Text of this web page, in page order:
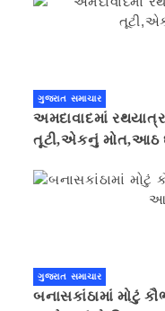
ગુજરાત સમાચાર
અમદાવાદમાં
તૂટી,એકનું મોત,આઠ
ગુજરાત સમાચાર
બનાસકાંઠામાં મોટું